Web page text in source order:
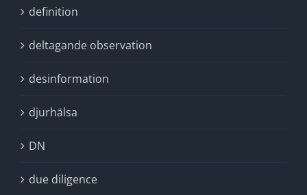
definition
deltagande observation
desinformation
djurhälsa
DN
due diligence